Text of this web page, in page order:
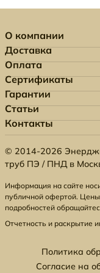
О компании
Доставка
Оплата
Сертификаты
Гарантии
Статьи
Контакты
© 2014-2026
труб ПЭ / ПНД в
Информация на сайте
публичной офертой.
подробностей
Отчетность и раскрытие
Политика
Согласие на